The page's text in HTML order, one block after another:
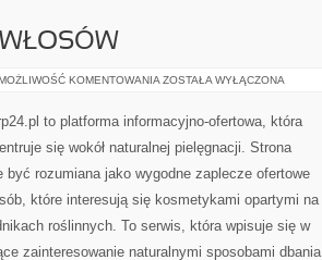
KOMENTOWANIA PIELĘGNACJA
WŁOSÓW
ZOSTAŁA WYŁĄCZONA
to platforma informacyjno-ofertowa, która
się wokół naturalnej pielęgnacji. Strona
być rozumiana jako wygodne zaplecze ofertowe
które interesują się kosmetykami opartymi na
roślinnych. To serwis, która wpisuje się w
zainteresowanie naturalnymi sposobami dbania